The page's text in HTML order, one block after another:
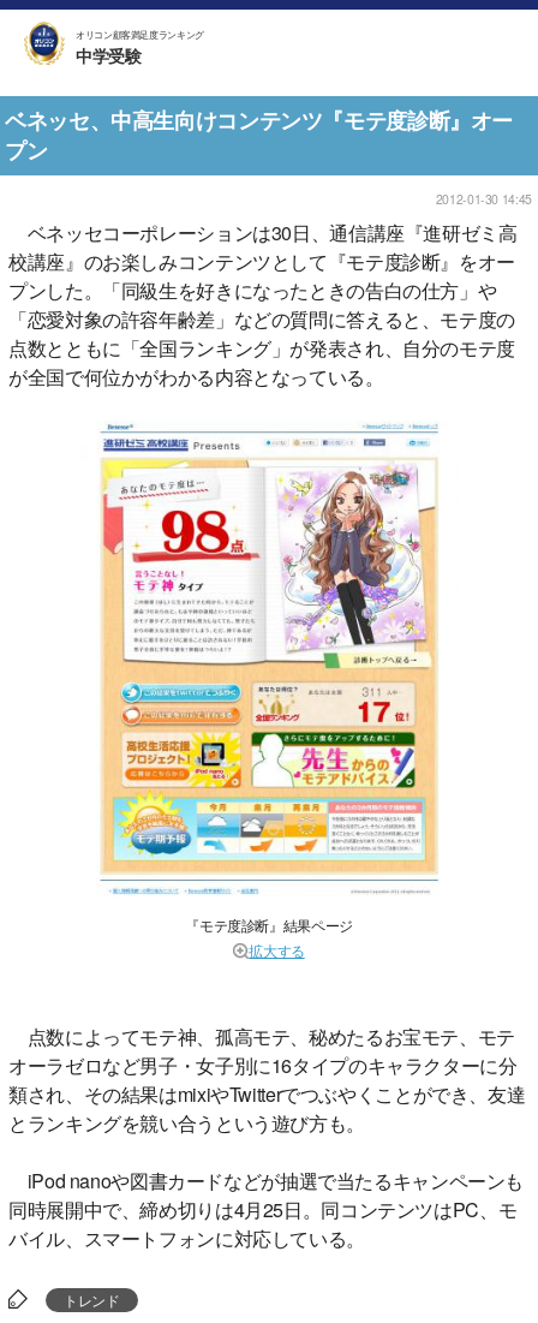
オリコン顧客満足度ランキング
中学受験
ベネッセ、中高生向けコンテンツ『モテ度診断』オー
プン
2012-01-30 14:45
ベネッセコーポレーションは30日、通信講座『進研ゼミ高
校講座』のお楽しみコンテンツとして『モテ度診断』をオー
プンした。「同級生を好きになったときの告白の仕方」や
「恋愛対象の許容年齢差」などの質問に答えると、モテ度の
点数とともに「全国ランキング」が発表され、自分のモテ度
が全国で何位かがわかる内容となっている。
『モテ度診断』結果ページ
拡大する
点数によってモテ神、孤高モテ、秘めたるお宝モテ、モテ
オーラゼロなど男子・女子別に16タイプのキャラクターに分
類され、その結果はmixiやTwitterでつぶやくことができ、友達
とランキングを競い合うという遊び方も。
iPod nanoや図書カードなどが抽選で当たるキャンペーンも
同時展開中で、締め切りは4月25日。同コンテンツはPC、モ
バイル、スマートフォンに対応している。
トレンド